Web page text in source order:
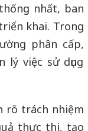
nhất, ban
khai. Trong
phân cấp,
việc sử dụng
rõ trách nhiệm
thực thi, tạo